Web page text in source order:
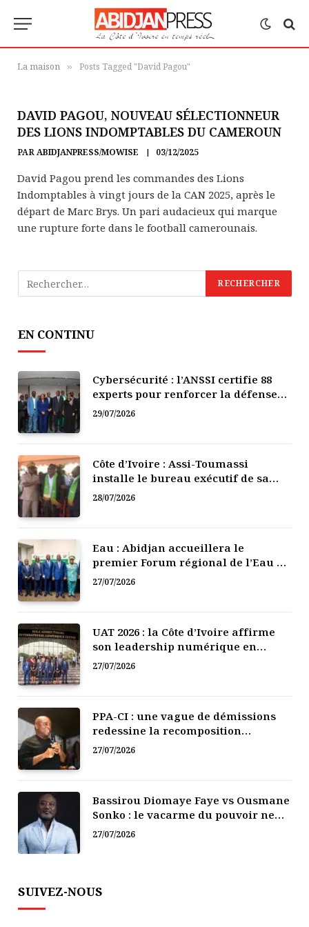
La maison » Posts Tagged "David Pagou"
DAVID PAGOU, NOUVEAU SÉLECTIONNEUR
DES LIONS INDOMPTABLES DU CAMEROUN
PARABIDJANPRESS/MOWISE 03/12/2025
David Pagou prend les commandes des Lions
Indomptables à vingt jours de la CAN 2025, après le
départ de Marc Brys. Un pari audacieux qui marque
une rupture forte dans le football camerounais.
EN CONTINU
Cybersécurité : l’ANSSI certifie 88
experts pour renforcer la défense
numérique de la Côte d’Ivoire
29/07/2026
Côte d’Ivoire : Assi-Toumassi
installe le bureau exécutif de sa
mutuelle de développement
28/07/2026
Eau : Abidjan accueillera le
premier Forum régional de l’Eau de
l’Afrique de l’Ouest
27/07/2026
UAT 2026 : la Côte d’Ivoire affirme
son leadership numérique en
Afrique
27/07/2026
PPA-CI : une vague de démissions
redessine la recomposition
politique
27/07/2026
Bassirou Diomaye Faye vs Ousmane
Sonko : le vacarme du pouvoir ne
doit pas faire oublier les liens de la
27/07/2026
SUIVEZ-NOUS